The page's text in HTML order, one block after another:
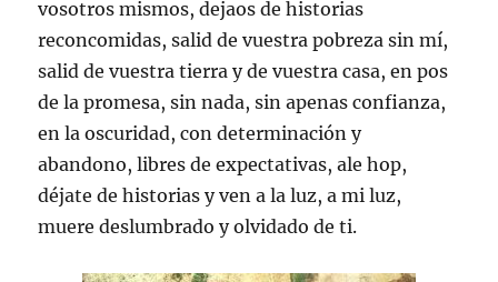
vosotros mismos, dejaos de historias
reconcomidas, salid de vuestra pobreza sin mí,
salid de vuestra tierra y de vuestra casa, en pos
de la promesa, sin nada, sin apenas confianza,
en la oscuridad, con determinación y
abandono, libres de expectativas, ale hop,
déjate de historias y ven a la luz, a mi luz,
muere deslumbrado y olvidado de ti.